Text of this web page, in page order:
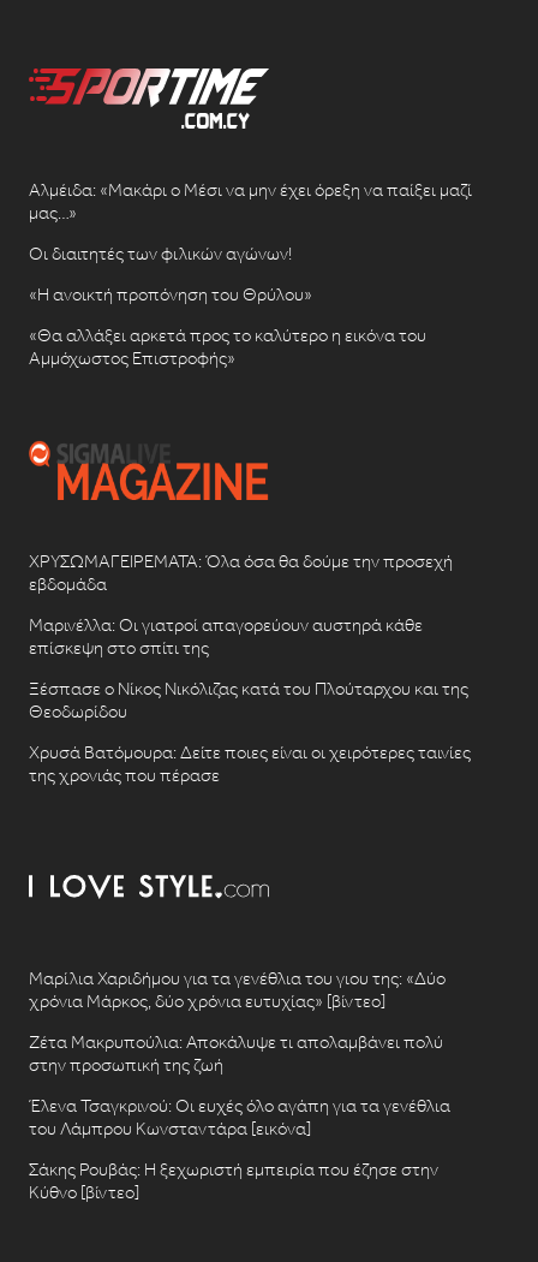
Αλμέιδα: «Μακάρι ο Μέσι να μην έχει όρεξη να παίξει μαζί
μας…»
Οι διαιτητές των φιλικών αγώνων!
«Η ανοικτή προπόνηση του Θρύλου»
«Θα αλλάξει αρκετά προς το καλύτερο η εικόνα του
Αμμόχωστος Επιστροφής»
ΧΡΥΣΩΜΑΓΕΙΡΕΜΑΤΑ: Όλα όσα θα δούμε την προσεχή
εβδομάδα
Μαρινέλλα: Οι γιατροί απαγορεύουν αυστηρά κάθε
επίσκεψη στο σπίτι της
Ξέσπασε ο Νίκος Νικόλιζας κατά του Πλούταρχου και της
Θεοδωρίδου
Χρυσά Βατόμουρα: Δείτε ποιες είναι οι χειρότερες ταινίες
της χρονιάς που πέρασε
Μαρίλια Χαριδήμου για τα γενέθλια του γιου της: «Δύο
χρόνια Μάρκος, δύο χρόνια ευτυχίας» [βίντεο]
Ζέτα Μακρυπούλια: Αποκάλυψε τι απολαμβάνει πολύ
στην προσωπική της ζωή
Έλενα Τσαγκρινού: Οι ευχές όλο αγάπη για τα γενέθλια
του Λάμπρου Κωνσταντάρα [εικόνα]
Σάκης Ρουβάς: Η ξεχωριστή εμπειρία που έζησε στην
Κύθνο [βίντεο]